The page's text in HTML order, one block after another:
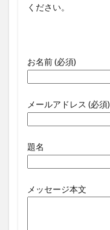
ください。
お名前 (必須)
メールアドレス (必須)
題名
メッセージ本文